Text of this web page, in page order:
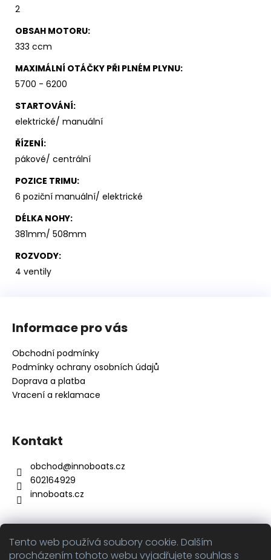
Tento web používá soubory cookie. Dalším
procházením tohoto webu vyjadřujete souhlas s
2
OBSAH MOTORU:
333 ccm
MAXIMÁLNÍ OTÁČKY PŘI PLNÉM PLYNU:
5700 - 6200
STARTOVÁNÍ:
elektrické/ manuální
ŘÍZENÍ:
pákové/ centrální
POZICE TRIMU:
6 poziční manuální/ elektrické
DÉLKA NOHY:
381mm/ 508mm
ROZVODY:
4 ventily
Informace pro vás
Obchodní podmínky
Podmínky ochrany osobních údajů
Doprava a platba
Vracení a reklamace
Kontakt
obchod@innoboats.cz
602164929
innoboats.cz
Přijímáme online platby